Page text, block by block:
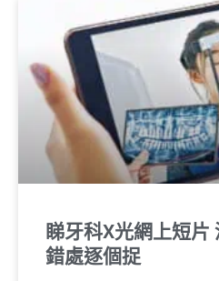
睇牙科X光網上短片
錯處逐個捉